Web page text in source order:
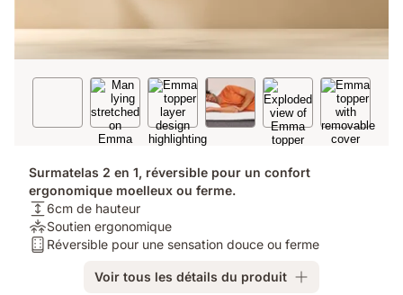
Surmatelas 2 en 1, réversible pour un confort
ergonomique moelleux ou ferme.
Hauteur
du
matelas:
6cm de hauteur
Soulagement
de
Soutien ergonomique
TypeRéversible pour une sensation douce ou ferme
Voir tous les détails du produit